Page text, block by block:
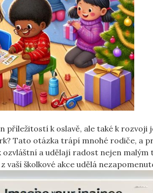
⁤příležitostí⁤ k oslavě, ale také k rozvoji
Tato otázka trápí⁤ mnohé ‍rodiče, a
a udělají‍ radost nejen
školkové ‌akce udělá